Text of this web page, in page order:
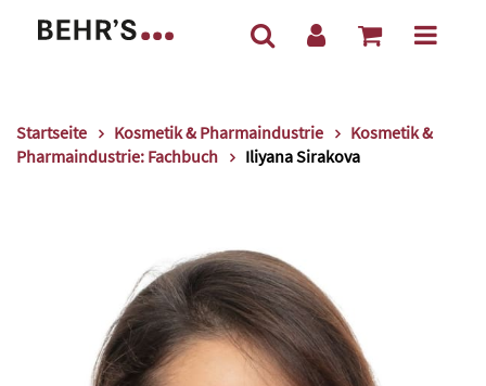
Startseite Kosmetik & Pharmaindustrie
Kosmetik &
Pharmaindustrie: Fachbuch
Iliyana Sirakova